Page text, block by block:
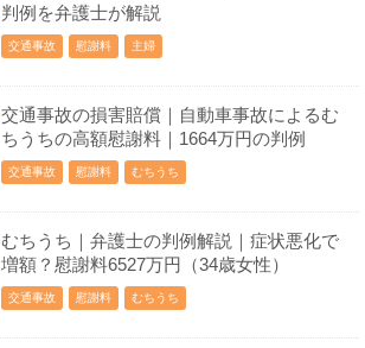
判例を弁護士が解説
交通事故 慰謝料 主婦
交通事故の損害賠償｜自動車事故によるむ
ちうちの高額慰謝料｜1664万円の判例
交通事故 慰謝料 むちうち
むちうち｜弁護士の判例解説｜症状悪化で
増額？慰謝料6527万円（34歳女性）
交通事故 慰謝料 むちうち